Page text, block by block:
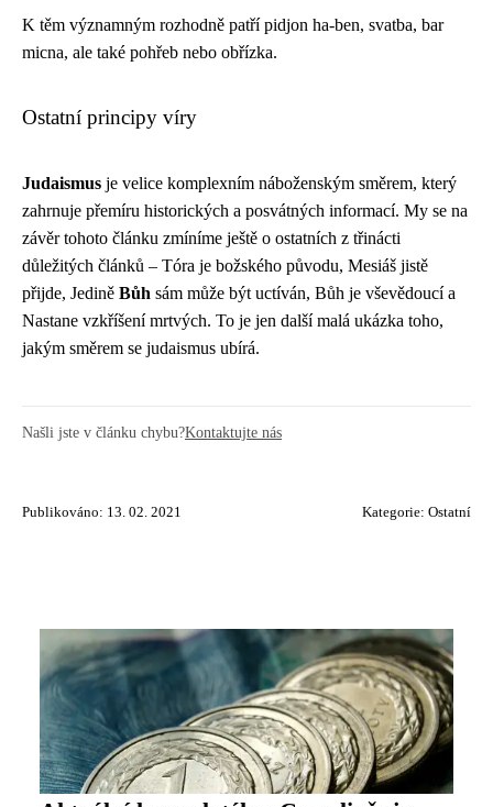
K těm významným rozhodně patří pidjon ha-ben, svatba, bar
micna, ale také pohřeb nebo obřízka.
Ostatní principy víry
Judaismus je velice komplexním náboženským směrem, který
zahrnuje přemíru historických a posvátných informací. My se na
závěr tohoto článku zmíníme ještě o ostatních z třinácti
důležitých článků – Tóra je božského původu, Mesiáš jistě
přijde, Jedině Bůh sám může být uctíván, Bůh je vševědoucí a
Nastane vzkříšení mrtvých. To je jen další malá ukázka toho,
jakým směrem se judaismus ubírá.
Našli jste v článku chybu?Kontaktujte nás
Publikováno: 13. 02. 2021 Kategorie: Ostatní